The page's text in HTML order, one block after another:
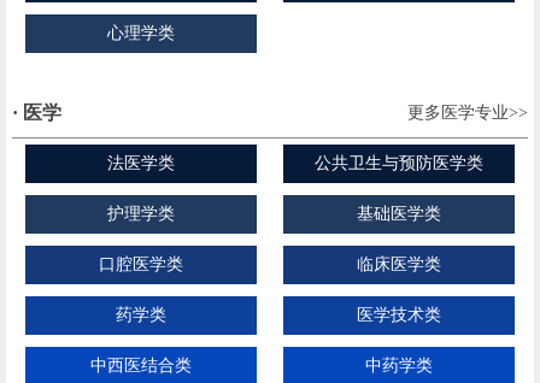
心理学类
· 医学 更多医学专业>>
法医学类 公共卫生与预防医学类
护理学类 基础医学类
口腔医学类 临床医学类
药学类 医学技术类
中西医结合类 中药学类